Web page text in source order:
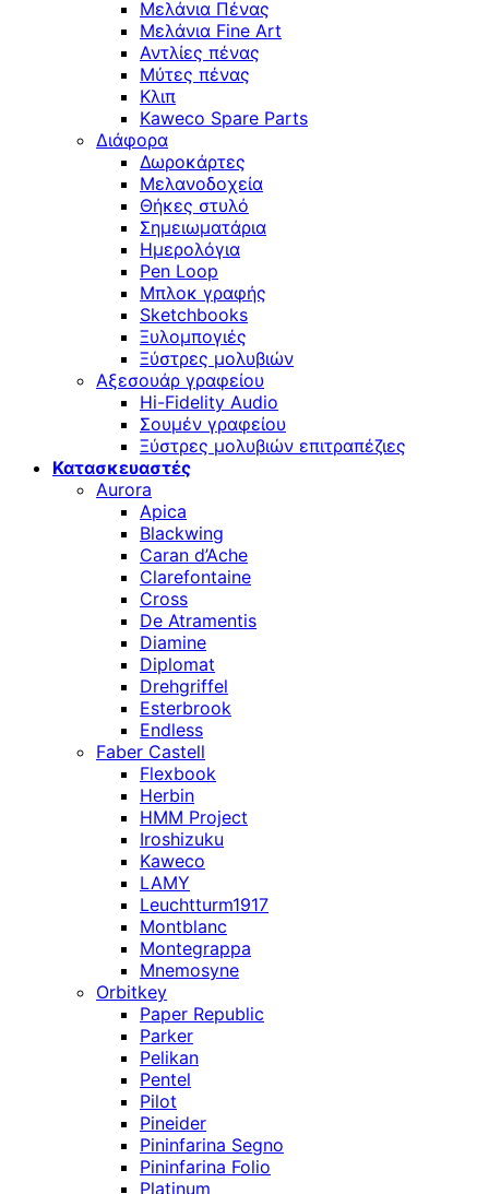
Μελάνια Πένας
Μελάνια Fine Art
Αντλίες πένας
Μύτες πένας
Κλιπ
Kaweco Spare Parts
Διάφορα
Δωροκάρτες
Μελανοδοχεία
Θήκες στυλό
Σημειωματάρια
Ημερολόγια
Pen Loop
Μπλοκ γραφής
Sketchbooks
Ξυλομπογιές
Ξύστρες μολυβιών
Αξεσουάρ γραφείου
Hi-Fidelity Audio
Σουμέν γραφείου
Ξύστρες μολυβιών επιτραπέζιες
Κατασκευαστές
Aurora
Apica
Blackwing
Caran d’Ache
Clarefontaine
Cross
De Atramentis
Diamine
Diplomat
Drehgriffel
Esterbrook
Endless
Faber Castell
Flexbook
Herbin
HMM Project
Iroshizuku
Kaweco
LAMY
Leuchtturm1917
Montblanc
Montegrappa
Mnemosyne
Orbitkey
Paper Republic
Parker
Pelikan
Pentel
Pilot
Pineider
Pininfarina Segno
Pininfarina Folio
Platinum